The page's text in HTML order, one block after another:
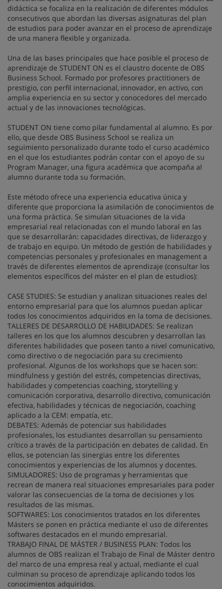
didáctica se focaliza en la realización de diferentes módulos
consecutivos que abordan las diversas asignaturas del plan
de estudios para poder avanzar en el proceso de aprendizaje
de una manera flexible y organizada.
Una de las bases principales que hace posible el proceso de
aprendizaje de STUDENT ON es el claustro docente de OBS
Business School. Formado por profesores practitioners de
prestigio, con perfil internacional, innovador, en activo, con
amplia experiencia en su sector y conocedores del mercado
actual y de las innovaciones tecnológicas.
STUDENT ON tiene como pilar fundamental al alumno. Es por
ello, que desde OBS Business School se realiza un
seguimiento personalizado durante todo el curso académico
en el que los estudiantes podrán contar con el apoyo de su
Program Manager, una figura académica que acompaña al
alumno durante toda su formación.
Este método ofrece una experiencia educativa única y
diferente que proporciona la asimilación de conocimientos de
una forma práctica. Se simulan situaciones de la vida
empresarial real relacionadas con el mundo laboral en las
que se desarrollarán: capacidades directivas, de liderazgo y
de trabajo en equipo. Un método de gestión de habilidades y
competencias personales y profesionales en management a
través de diferentes elementos de aprendizaje (consultar los
elementos específicos del máster en el plan de estudios):
CASE STUDIES: Se estudian y analizan situaciones reales del
entorno empresarial para que los alumnos puedan aplicar
todos los conocimientos adquiridos en la toma de decisiones.
TALLERES DE DESARROLLO DE HABILIDADES: Se realizan
talleres en los que los alumnos descubren y desarrollan las
diferentes habilidades que poseen tanto a nivel comunicativo,
como directivo o de negociación para su crecimiento
profesional. Algunos de los workshops que se hacen son:
mindfulness y gestión del estrés, competencias directivas,
habilidades y competencias coaching, storytelling y
comunicación corporativa, desarrollo directivo, comunicación
efectiva, habilidades y técnicas de negociación, coaching
aplicado a la CEM: empatía, etc.
DEBATES: Además de potenciar sus habilidades
profesionales, los estudiantes desarrollan su pensamiento
crítico a través de la participación en debates de calidad. En
ellos, se potencian las sinergias entre los diferentes
conocimientos y experiencias de los alumnos y docentes.
SIMULADORES: Uso de programas y herramientas que
recrean de manera real situaciones empresariales para poder
valorar las consecuencias de la toma de decisiones y los
resultados de las mismas.
SOFTWARES: Los conocimientos tratados en los diferentes
Másters se ponen en práctica mediante el uso de diferentes
softwares destacados en el mundo empresarial.
TRABAJO FINAL DE MÁSTER / BUSINESS PLAN: Todos los
alumnos de OBS realizan el Trabajo de Final de Máster dentro
del marco de una empresa real y actual, mediante el cual
culminan su proceso de aprendizaje aplicando todos los
conocimientos adquiridos.